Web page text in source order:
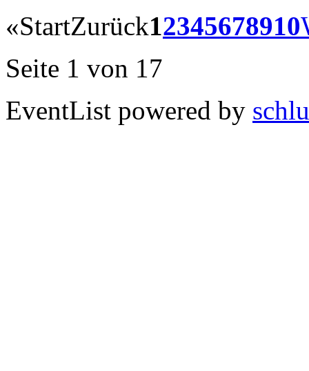
«StartZurück12345678910
Seite 1 von 17
EventList powered by